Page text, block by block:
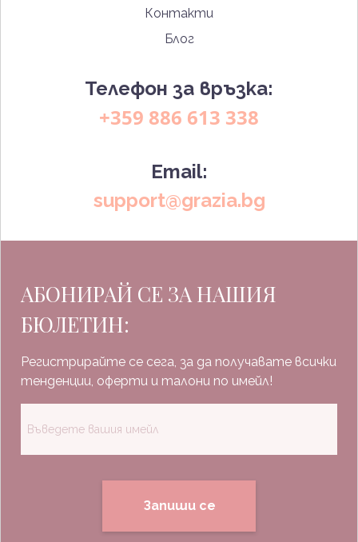
Контакти
Блог
Телефон за връзка:
+359 886 613 338
Email:
support@grazia.bg
АБОНИРАЙ СЕ ЗА НАШИЯ
БЮЛЕТИН:
Регистрирайте се сега, за да получавате всички
тенденции, оферти и талони по имейл!
Запиши се